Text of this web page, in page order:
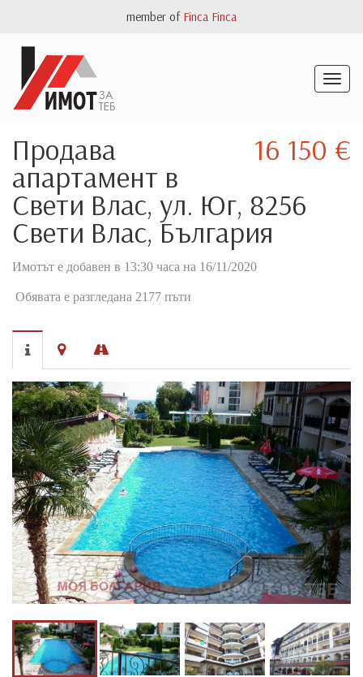
member of Finca Finca
16 150 €
Продава
апартамент в
Свети Влас, ул. Юг, 8256
Свети Влас, България
Имотът е добавен в 13:30 часа на 16/11/2020
Обявата е разгледана 2177 пъти